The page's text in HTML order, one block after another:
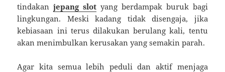
tindakanjepang slot yang berdampak buruk bagi
lingkungan. Meski kadang tidak disengaja, jika
kebiasaan ini terus dilakukan berulang kali, tentu
akan menimbulkan kerusakan yang semakin parah.
Agar kita semua lebih peduli dan aktif menjaga